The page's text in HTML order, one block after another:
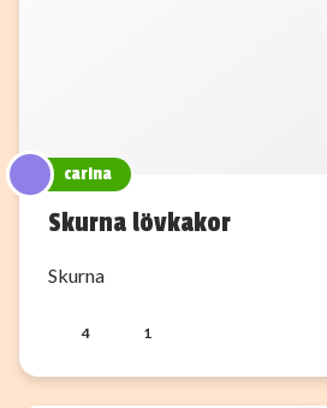
carina
Skurna lövkakor
Skurna
4 1